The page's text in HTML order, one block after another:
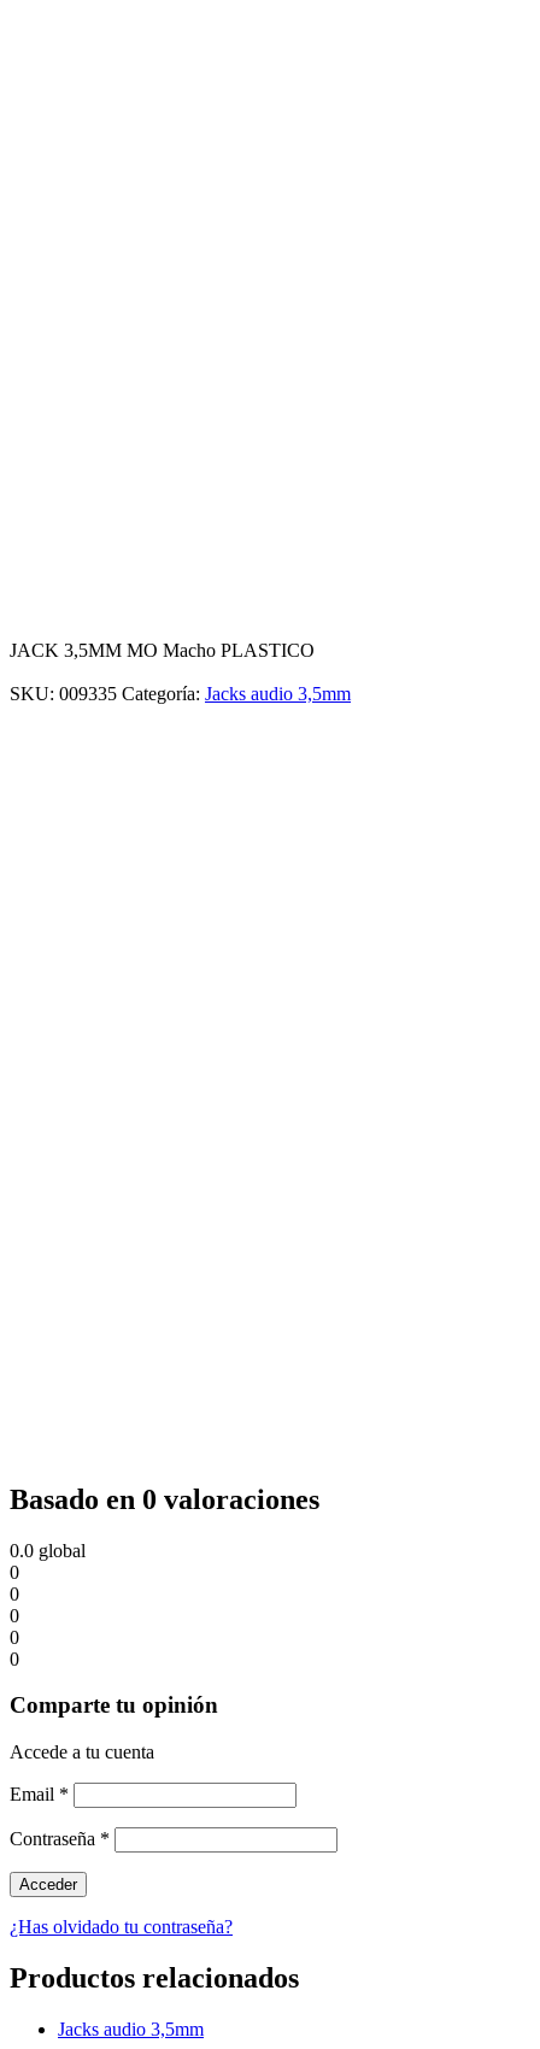
JACK 3,5MM MO Macho PLASTICO
SKU: 009335 Categoría: Jacks audio 3,5mm
Basado en 0 valoraciones
0.0 global
0
0
0
0
0
Comparte tu opinión
Accede a tu cuenta
Email *
Contraseña *
¿Has olvidado tu contraseña?
Productos relacionados
Jacks audio 3,5mm